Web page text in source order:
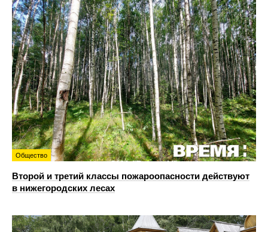
Общество
Второй и третий классы пожароопасности действуют
в нижегородских лесах